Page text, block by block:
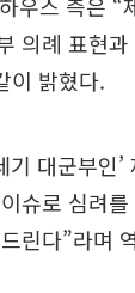
의례 표현
이 밝혔다.
기 대군부인
슈로 심려
린다”라며